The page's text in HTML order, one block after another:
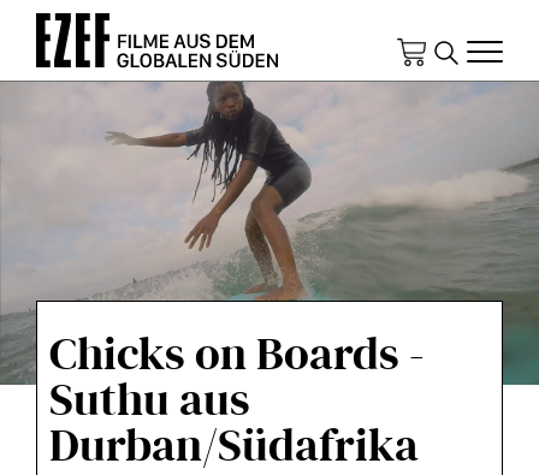
Direkt
Inhalt
Chicks on Boards -
Suthu aus
Durban/Südafrika